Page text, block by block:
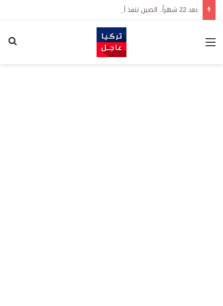
القائمة